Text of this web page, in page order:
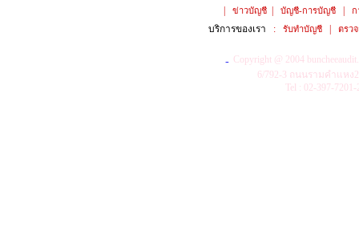
ข่าวบัญชี บัญชี-การบัญชี ก
บริการของเรา : รับทำบัญชี ตรว
Copyright @ 2004
6/792-3 ถนนรามคำแหง
Tel : 02-397-